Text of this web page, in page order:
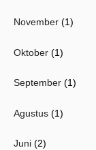
November (1)
Oktober (1)
September (1)
Agustus (1)
Juni (2)